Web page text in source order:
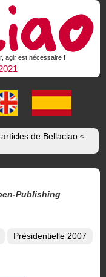
agir est nécessaire !
de Bellaciao <
Publishing
Présidentielle 2007